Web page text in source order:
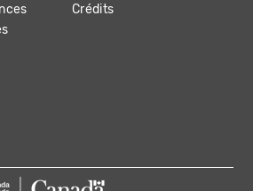
Crédits